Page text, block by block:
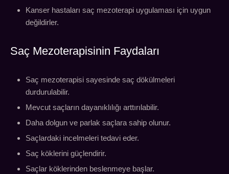
Kanser hastaları saç mezoterapi uygulaması için uygun
değildirler.
Saç Mezoterapisinin Faydaları
Saç mezoterapisi sayesinde saç dökülmeleri
durdurulabilir.
Mevcut saçların dayanıklılığı arttırılabilir.
Daha dolgun ve parlak saçlara sahip olunur.
Saçlardaki incelmeleri tedavi eder.
Saç köklerini güçlendirir.
Saçlar köklerinden beslenmeye başlar.